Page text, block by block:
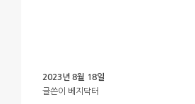
2023년 8월 18일
글쓴이 베지닥터